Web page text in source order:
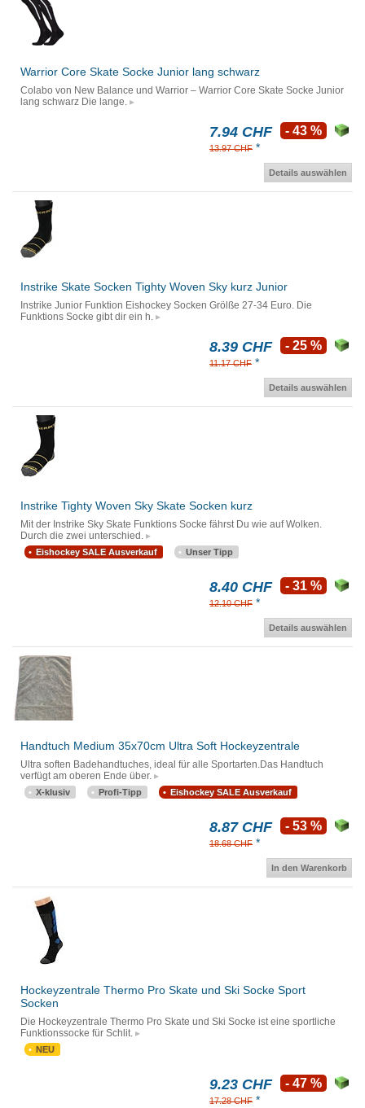
Warrior Core Skate Socke Junior lang schwarz
Colabo von New Balance und Warrior – Warrior Core Skate Socke Junior
lang schwarz Die lange.
7.94 CHF
13.97 CHF *
- 43 %
Details auswählen
Instrike Skate Socken Tighty Woven Sky kurz Junior
Instrike Junior Funktion Eishockey Socken Grölße 27-34 Euro. Die
Funktions Socke gibt dir ein h.
8.39 CHF
11.17 CHF *
- 25 %
Details auswählen
Instrike Tighty Woven Sky Skate Socken kurz
Mit der Instrike Sky Skate Funktions Socke fährst Du wie auf Wolken.
Durch die zwei unterschied.
Eishockey SALE Ausverkauf Unser Tipp
8.40 CHF
12.10 CHF *
- 31 %
Details auswählen
Handtuch Medium 35x70cm Ultra Soft Hockeyzentrale
Ultra soften Badehandtuches, ideal für alle Sportarten.Das Handtuch
verfügt am oberen Ende über.
X-klusiv Profi-Tipp Eishockey SALE Ausverkauf
8.87 CHF
18.68 CHF *
- 53 %
In den Warenkorb
Hockeyzentrale Thermo Pro Skate und Ski Socke Sport
Socken
Die Hockeyzentrale Thermo Pro Skate und Ski Socke ist eine sportliche
Funktionssocke für Schlit.
NEU
9.23 CHF
17.28 CHF *
- 47 %